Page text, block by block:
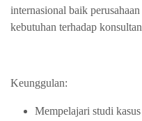
internasional baik
kebutuhan terhadap
Keunggulan:
Mempelajari studi